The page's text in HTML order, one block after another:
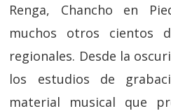
Renga, Chancho en
muchos otros cientos
regionales. Desde la
los estudios de
material musical que